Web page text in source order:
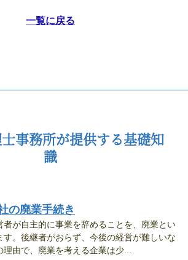
一覧に戻る
事務所が提供する基礎知
識
の廃業手続き
者が自主的に事業を辞めることを、廃業とい
す。後継者がおらず、今後の経営が難しいな
理由で、廃業を考える企業は少...